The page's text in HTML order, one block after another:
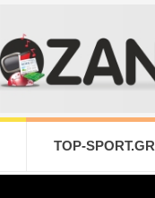
TOP-SPORT.GR